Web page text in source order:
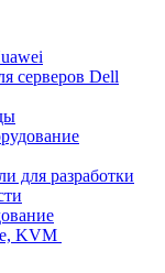
серверов Dell
для разработки
KVM